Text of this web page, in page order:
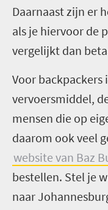
Daarnaast zijn er
als je hiervoor de
vergelijkt dan
Voor backpackers
vervoersmiddel,
mensen die op
daarom ook veel
website van Baz
bestellen. Stel je
naar